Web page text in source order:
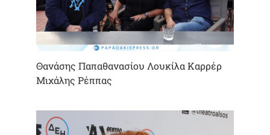
Θανάσης Παπαθανασίου Λουκίλα Καρρέρ
Μιχάλης Ρέππας